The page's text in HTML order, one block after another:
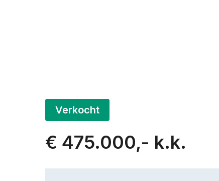
Verkocht
€ 475.000,- k.k.